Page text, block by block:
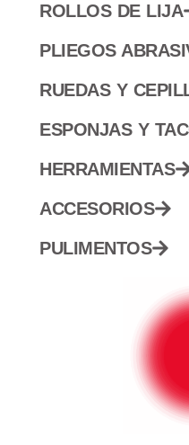
ROLLOS DE LIJA
PLIEGOS
RUEDAS Y
ESPONJAS Y
HERRAMIENTAS
ACCESORIOS
PULIMENTOS